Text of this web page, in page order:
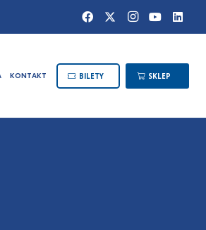
KONTAKT BILETY SKLEP